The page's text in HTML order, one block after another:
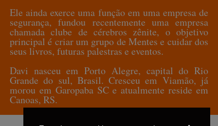
Ele ainda exerce uma função em uma empresa de
segurança, fundou recentemente uma empresa
chamada clube de cérebros zênite, o objetivo
principal é criar um grupo de Mentes e cuidar dos
seus livros, futuras palestras e eventos.
Davi nasceu em Porto Alegre, capital do Rio
Grande do sul, Brasil. Cresceu em Viamão, já
morou em Garopaba SC e atualmente reside em
Canoas, RS.